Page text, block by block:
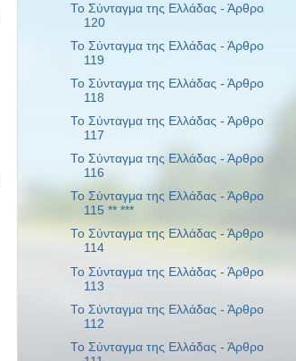
Το Σύνταγμα της Ελλάδας - Άρθρο
120
Το Σύνταγμα της Ελλάδας - Άρθρο
119
Το Σύνταγμα της Ελλάδας - Άρθρο
118
Το Σύνταγμα της Ελλάδας - Άρθρο
117
Το Σύνταγμα της Ελλάδας - Άρθρο
116
Το Σύνταγμα της Ελλάδας - Άρθρο
115 ** ***
Το Σύνταγμα της Ελλάδας - Άρθρο
114
Το Σύνταγμα της Ελλάδας - Άρθρο
113
Το Σύνταγμα της Ελλάδας - Άρθρο
112
Το Σύνταγμα της Ελλάδας - Άρθρο